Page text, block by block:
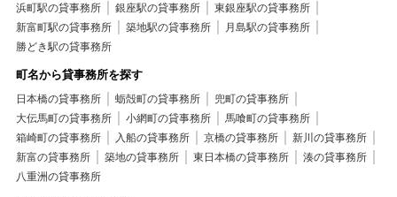
浜町駅の貸事務所
銀座駅の貸事務所
東銀座駅の貸事務所
新富町駅の貸事務所
築地駅の貸事務所
月島駅の貸事務所
勝どき駅の貸事務所
町名から貸事務所を探す
日本橋の貸事務所 蛎殻町の貸事務所
兜町の貸事務所
大伝馬町の貸事務所
小網町の貸事務所
馬喰町の貸事務所
箱崎町の貸事務所
入船の貸事務所 京橋の貸事務所
新川の貸事務所
新富の貸事務所
築地の貸事務所 東日本橋の貸事務所
湊の貸事務所
八重洲の貸事務所